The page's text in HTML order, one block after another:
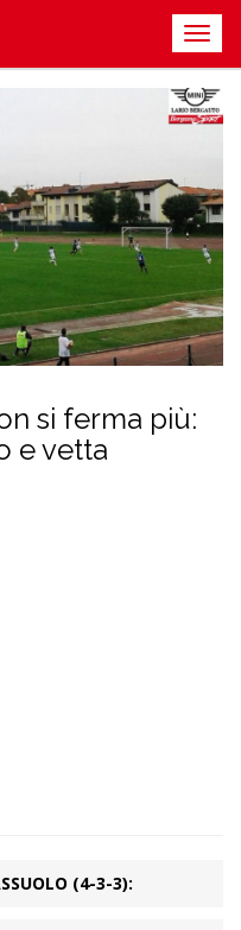
si ferma più:
e vetta
(4-3-3):